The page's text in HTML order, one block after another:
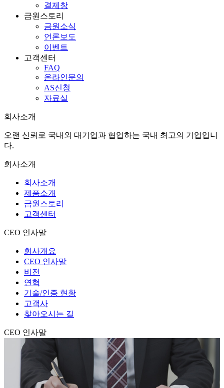
결제창
금원스토리
금원소식
언론보도
이벤트
고객센터
FAQ
온라인문의
AS신청
자료실
회사소개
오랜 신뢰로 국내외 대기업과 협업하는 국내 최고의 기업입니
다.
회사소개
회사소개
제품소개
금원스토리
고객센터
CEO 인사말
회사개요
CEO 인사말
비전
연혁
기술/인증 현황
고객사
찾아오시는 길
CEO 인사말